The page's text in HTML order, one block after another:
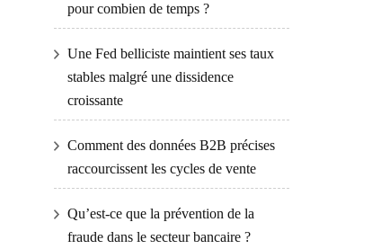
pour combien de temps ?
Une Fed belliciste maintient ses taux
stables malgré une dissidence
croissante
Comment des données B2B précises
raccourcissent les cycles de vente
Qu’est-ce que la prévention de la
fraude dans le secteur bancaire ?